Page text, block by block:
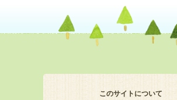
このサイトについて